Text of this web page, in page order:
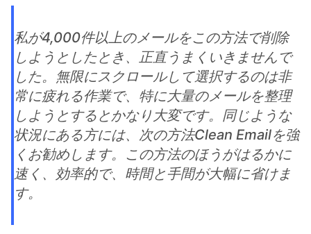
私が4,000件以上のメールをこの方法で削除
しようとしたとき、正直うまくいきませんで
した。無限にスクロールして選択するのは非
常に疲れる作業で、特に大量のメールを整理
しようとするとかなり大変です。同じような
状況にある方には、次の方法Clean Emailを強
くお勧めします。この方法のほうがはるかに
速く、効率的で、時間と手間が大幅に省けま
す。